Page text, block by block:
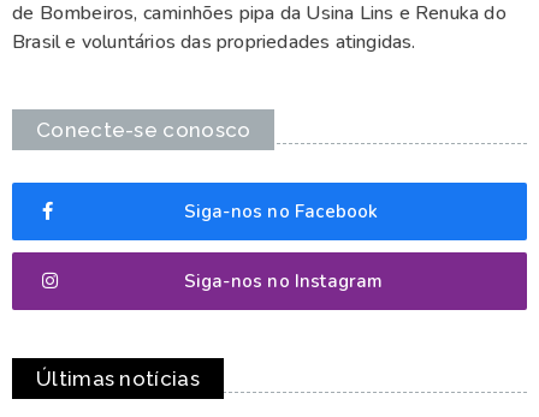
de Bombeiros, caminhões pipa da Usina Lins e Renuka do
Brasil e voluntários das propriedades atingidas.
Conecte-se conosco
Siga-nos no Facebook
Siga-nos no Instagram
Últimas notícias